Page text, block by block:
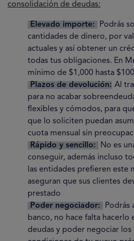
consolidación de deudas:
Elevado importe:
Podrás
cantidades de dinero, por
actuales y así obtener un
todas tus obligaciones. En
mínimo de $1,000 hasta
Plazos de devolución: Al
para no acabar
flexibles y cómodos, para
que lo soliciten puedan
cuota mensual sin
Rápido y sencillo:
No es
conseguir, además incluso
las entidades prefieren este
aseguran que sus clientes
prestado
Poder negociador:
Podrás
banco, no hace falta hacerlo
deudas y poder negociar los